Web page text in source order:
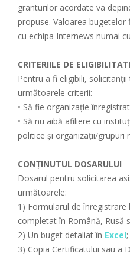
granturilor acordate va
propuse. Valoarea
cu echipa Internews numai
CRITERIILE DE
Pentru a fi eligibili,
următoarele criterii:
• Să fie organizație
• Să nu aibă afiliere cu
politice și organizații/grupuri
CONȚINUTUL DOSARULUI
Dosarul pentru solicitarea
următoarele:
1) Formularul de înregistrare
completat în Română, Rusă
2) Un buget detaliat în Excel;
3) Copia Certificatului sau a